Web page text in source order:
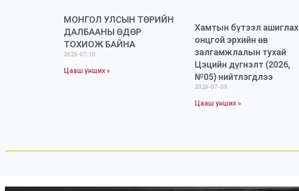
МОНГОЛ УЛСЫН ТӨРИЙН
ДАЛБААНЫ ӨДӨР
ТОХИОЖ БАЙНА
2026-07-10
Цааш унших »
Хамтын бүтээл ашиглах
онцгой эрхийн өв
залгамжлалын тухай
Цэцийн дүгнэлт (2026,
№05) нийтлэгдлээ
2026-07-09
Цааш унших »